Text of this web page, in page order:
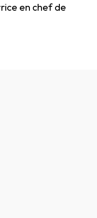
en chef de